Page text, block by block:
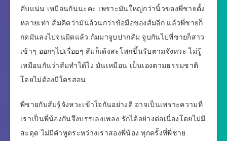
คับแน่น เหมือนกันนะคะ เพราะมันใหญ่กว่านิ้วของพี่ชายตั้ง
หลายเท่า ส้มคิดว่ามันอ้วนกว่าข้อมือของส้มอีก แล้วพี่ชายก็
กดมันลงไปจนมิดแล้ว ก้มมาจูบปากส้ม จูบกันไปพี่ชายก็สาว
เข้าๆ ออกๆไปเรื่อยๆ ส้มก็เด้งสะโพกขึ้นรับตามจังหวะ ไม่รู้
เหมือนกันว่าส้มทำได้ไง มันเหมือน เป็นเองตามธรรมชาติ
โดยไม่ต้องมีใครสอน
พี่ชายกับส้มรู้จังหวะเข้าใจกันอย่างดี อาจเป็นเพราะความที่
เราเป็นพี่น้องกันจึงบรรเลงเพลง รักได้อย่างต่อเนื่องโดยไม่มี
สะดุด ไม่มีคำพูดระหว่างเราสองพี่น้อง ทุกครั้งที่พี่ชาย